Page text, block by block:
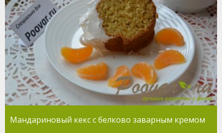
Мандариновый кекс с белково заварным кремом